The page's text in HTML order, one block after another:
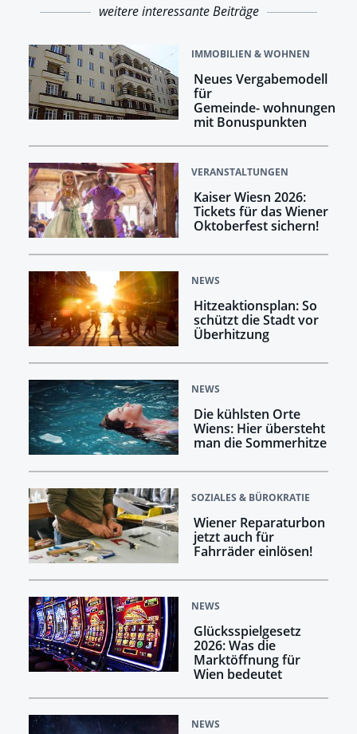
weitere interessante Beiträge
IMMOBILIEN & WOHNEN
Neues Vergabemodell
für
Gemeinde- wohnungen
mit Bonuspunkten
VERANSTALTUNGEN
Kaiser Wiesn 2026:
Tickets für das Wiener
Oktoberfest sichern!
NEWS
Hitzeaktionsplan: So
schützt die Stadt vor
Überhitzung
NEWS
Die kühlsten Orte
Wiens: Hier übersteht
man die Sommerhitze
SOZIALES & BÜROKRATIE
Wiener Reparaturbon
jetzt auch für
Fahrräder einlösen!
NEWS
Glücksspielgesetz
2026: Was die
Marktöffnung für
Wien bedeutet
NEWS